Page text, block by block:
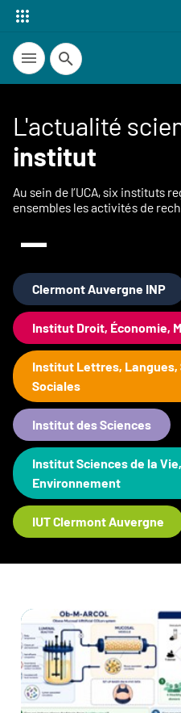
Recherche
L'actualité
institut
Au sein de l’UCA, six instituts
ensembles les activités de
Clermont Auvergne INP
Institut Droit, Économie,
Institut Lettres, Langues,
Sociales
Institut des Sciences
Institut Sciences de la
Environnement
IUT Clermont Auvergne